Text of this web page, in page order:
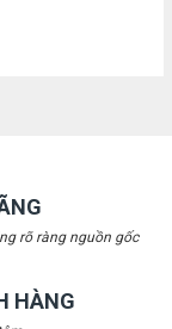
rõ ràng nguồn gốc
HÀNG